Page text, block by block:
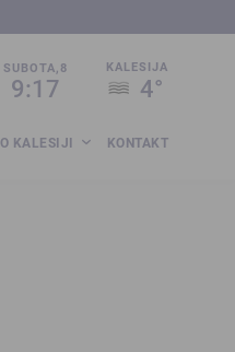
SUBOTA,8
9:17
KALESIJA
4°
O KALESIJI KONTAKT